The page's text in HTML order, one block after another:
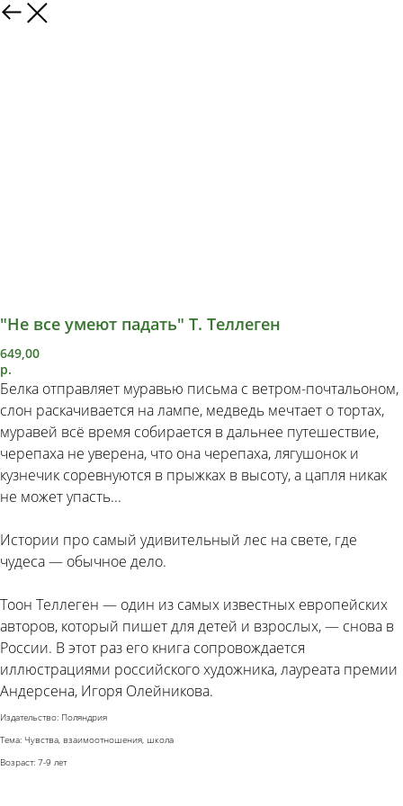
"Не все умеют падать" Т. Теллеген
649,00
р.
Белка отправляет муравью письма с ветром-почтальоном,
слон раскачивается на лампе, медведь мечтает о тортах,
муравей всё время собирается в дальнее путешествие,
черепаха не уверена, что она черепаха, лягушонок и
кузнечик соревнуются в прыжках в высоту, а цапля никак
не может упасть...
Истории про самый удивительный лес на свете, где
чудеса — обычное дело.
Тоон Теллеген — один из самых известных европейских
авторов, который пишет для детей и взрослых, — снова в
России. В этот раз его книга сопровождается
иллюстрациями российского художника, лауреата премии
Андерсена, Игоря Олейникова.
Издательство: Поляндрия
Тема: Чувства, взаимоотношения, школа
Возраст: 7-9 лет